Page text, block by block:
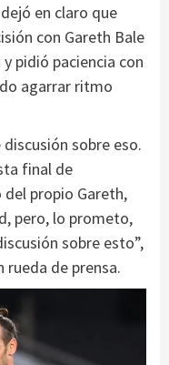
en claro que
con Gareth Bale
pidió paciencia con
agarrar ritmo
sobre eso.
final de
propio Gareth,
pero, lo prometo,
sobre esto”,
de prensa.